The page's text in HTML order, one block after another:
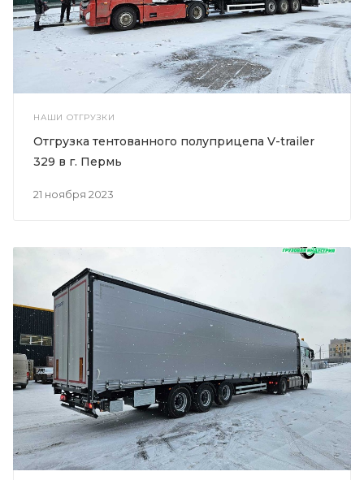
НАШИ ОТГРУЗКИ
21 ноября 2023
Отгрузка тентованного полуприцепа V-trailer
329 в г. Пермь